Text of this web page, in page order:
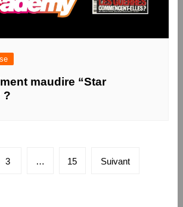
maudire “Star
?
3 … 15 Suivant